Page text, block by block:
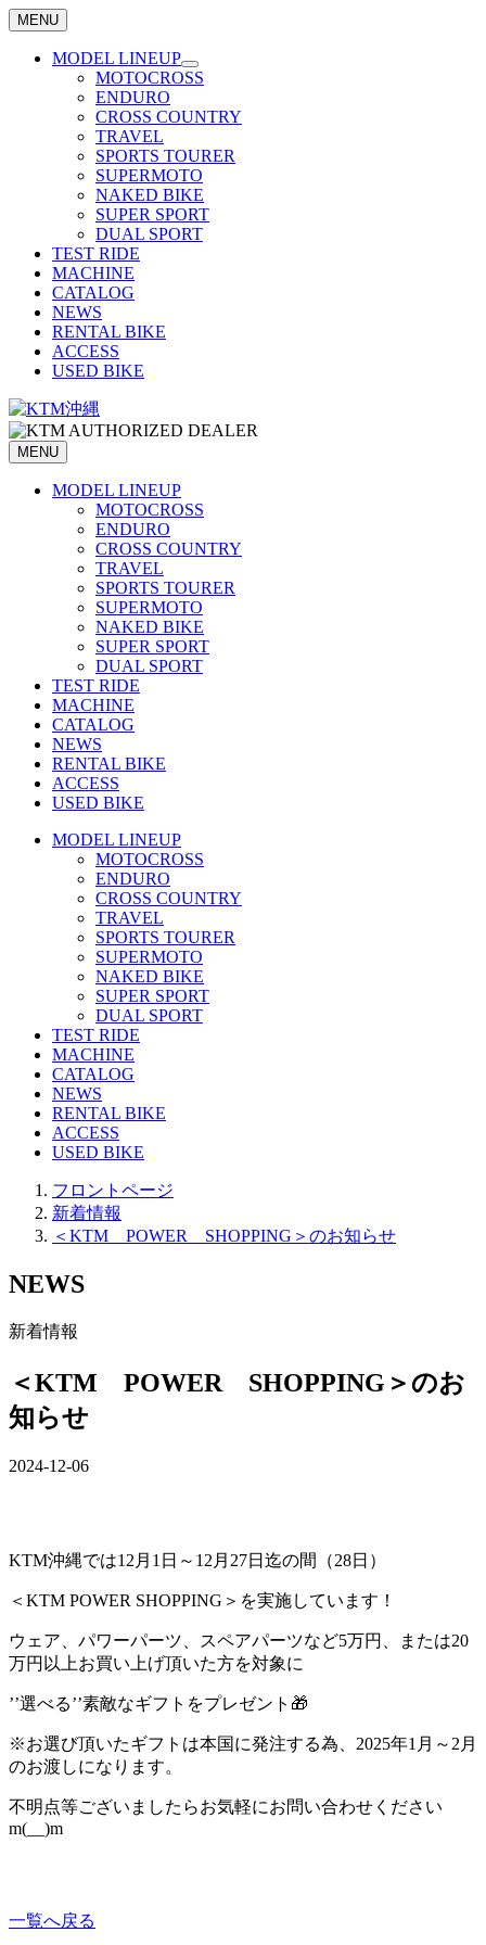
MENU
MODEL LINEUP
MOTOCROSS
ENDURO
CROSS COUNTRY
TRAVEL
SPORTS TOURER
SUPERMOTO
NAKED BIKE
SUPER SPORT
DUAL SPORT
TEST RIDE
MACHINE
CATALOG
NEWS
RENTAL BIKE
ACCESS
USED BIKE
MENU
MODEL LINEUP
MOTOCROSS
ENDURO
CROSS COUNTRY
TRAVEL
SPORTS TOURER
SUPERMOTO
NAKED BIKE
SUPER SPORT
DUAL SPORT
TEST RIDE
MACHINE
CATALOG
NEWS
RENTAL BIKE
ACCESS
USED BIKE
MODEL LINEUP
MOTOCROSS
ENDURO
CROSS COUNTRY
TRAVEL
SPORTS TOURER
SUPERMOTO
NAKED BIKE
SUPER SPORT
DUAL SPORT
TEST RIDE
MACHINE
CATALOG
NEWS
RENTAL BIKE
ACCESS
USED BIKE
フロントページ
新着情報
＜KTM POWER SHOPPING＞のお知らせ
NEWS
新着情報
＜KTM POWER SHOPPING＞のお
知らせ
2024-12-06
KTM沖縄では12月1日～12月27日迄の間（28日）
＜KTM POWER SHOPPING＞を実施しています！
ウェア、パワーパーツ、スペアパーツなど5万円、または20
万円以上お買い上げ頂いた方を対象に
’’選べる’’素敵なギフトをプレゼント🎁
※お選び頂いたギフトは本国に発注する為、2025年1月～2月
のお渡しになります。
不明点等ございましたらお気軽にお問い合わせください
m(__)m
一覧へ戻る